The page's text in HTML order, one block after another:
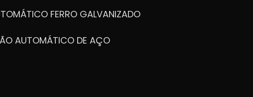
FERRO GALVANIZADO
AUTOMÁTICO DE AÇO